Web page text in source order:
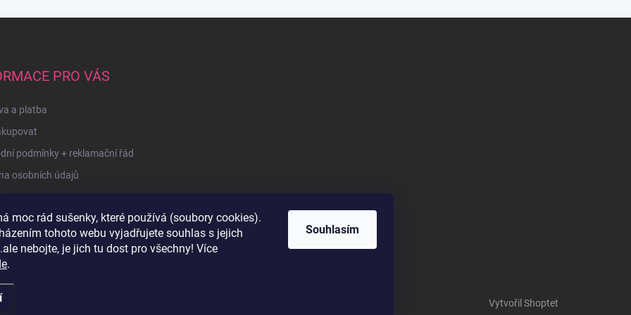
moc rád sušenky, které používá (soubory cookies).
tohoto webu vyjadřujete souhlas s jejich
nebojte, je jich tu dost pro všechny! Více
.
Souhlasím
PRO VÁS
a platba
podmínky + reklamační řád
osobních údajů
Vytvořil Shoptet